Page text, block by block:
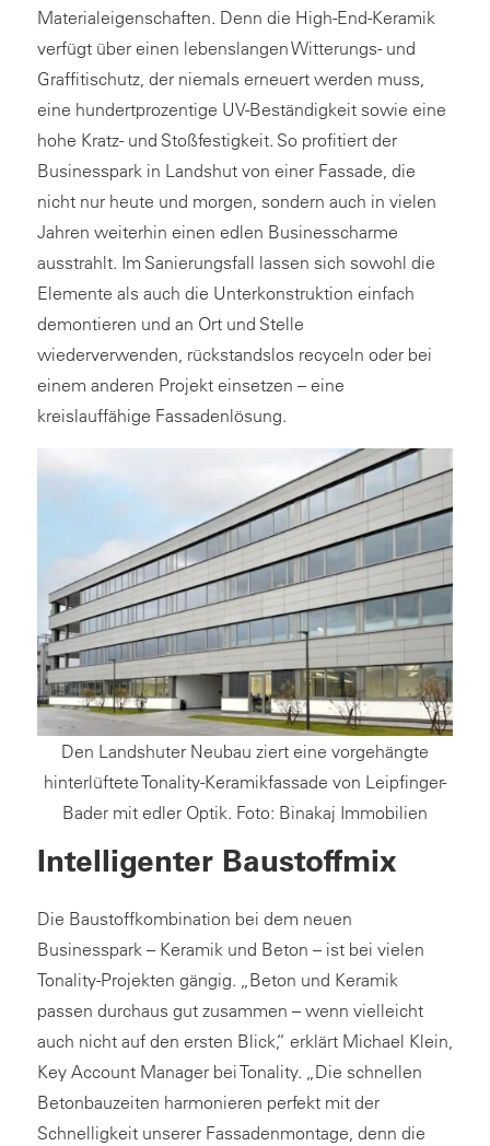
Materialeigenschaften. Denn die High-End-Keramik
verfügt über einen lebenslangen Witterungs- und
Graffitischutz, der niemals erneuert werden muss,
eine hundertprozentige UV-Beständigkeit sowie eine
hohe Kratz- und Stoßfestigkeit. So profitiert der
Businesspark in Landshut von einer Fassade, die
nicht nur heute und morgen, sondern auch in vielen
Jahren weiterhin einen edlen Businesscharme
ausstrahlt. Im Sanierungsfall lassen sich sowohl die
Elemente als auch die Unterkonstruktion einfach
demontieren und an Ort und Stelle
wiederverwenden, rückstandslos recyceln oder bei
einem anderen Projekt einsetzen – eine
kreislauffähige Fassadenlösung.
Den Landshuter Neubau ziert eine vorgehängte
hinterlüftete Tonality-Keramikfassade von Leipfinger-
Bader mit edler Optik. Foto: Binakaj Immobilien
Intelligenter Baustoffmix
Die Baustoffkombination bei dem neuen
Businesspark – Keramik und Beton – ist bei vielen
Tonality-Projekten gängig. „Beton und Keramik
passen durchaus gut zusammen – wenn vielleicht
auch nicht auf den ersten Blick,“ erklärt Michael Klein,
Key Account Manager bei Tonality. „Die schnellen
Betonbauzeiten harmonieren perfekt mit der
Schnelligkeit unserer Fassadenmontage, denn die